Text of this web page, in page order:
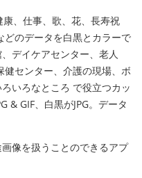
、仕事、歌、花、長寿祝
どのデータを白黒とカラーで
デイケアセンター、老人
センター、介護の現場、ボ
いろなところ で役立つカッ
& GIF、白黒がJPG。データ
像を扱うことのできるアプ